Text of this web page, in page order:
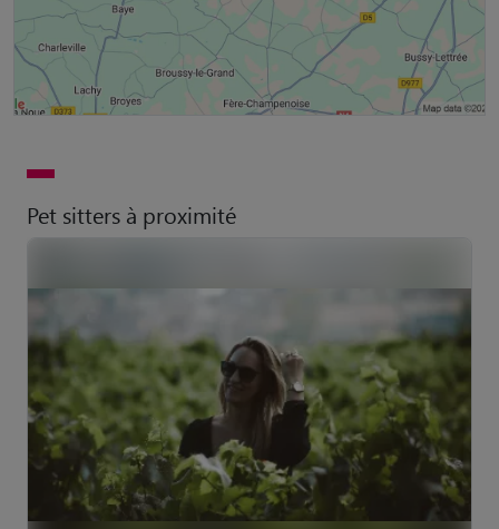
Pet sitters à proximité